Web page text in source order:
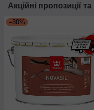
Акційні пропозиції
–30%